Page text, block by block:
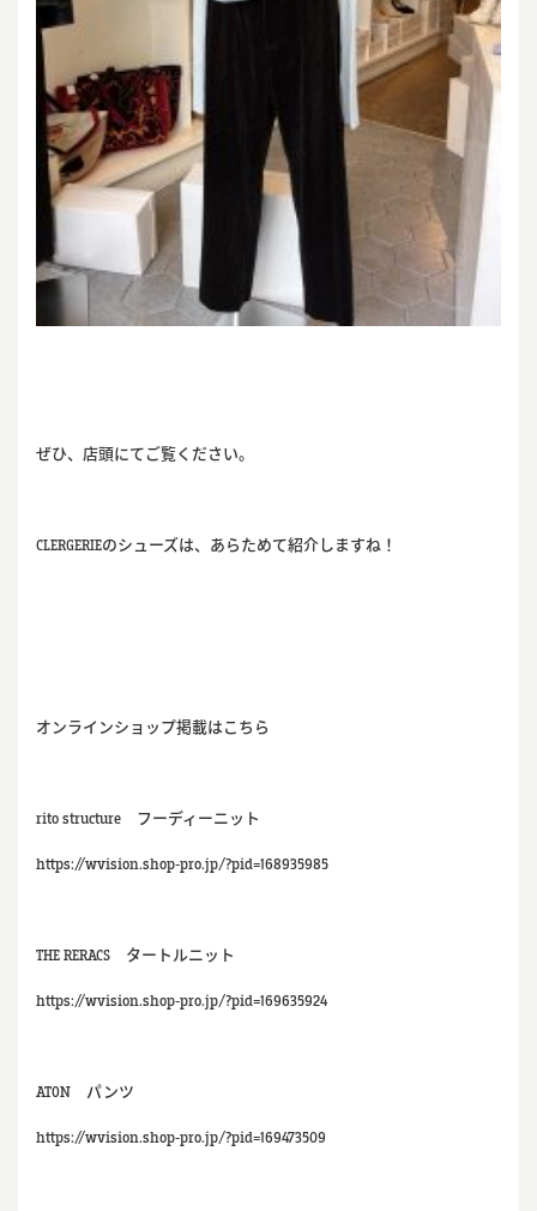
ぜひ、店頭にてご覧ください。
CLERGERIEのシューズは、あらためて紹介しますね！
オンラインショップ掲載はこちら
rito structure フーディーニット
https://wvision.shop-pro.jp/?pid=168935985
THE RERACS タートルニット
https://wvision.shop-pro.jp/?pid=169635924
ATON パンツ
https://wvision.shop-pro.jp/?pid=169473509